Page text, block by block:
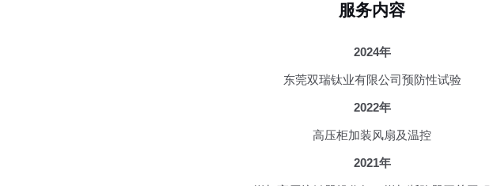
服务内容
2024年
东莞双瑞钛业有限公司预防性试验
2022年
高压柜加装风扇及温控
2021年